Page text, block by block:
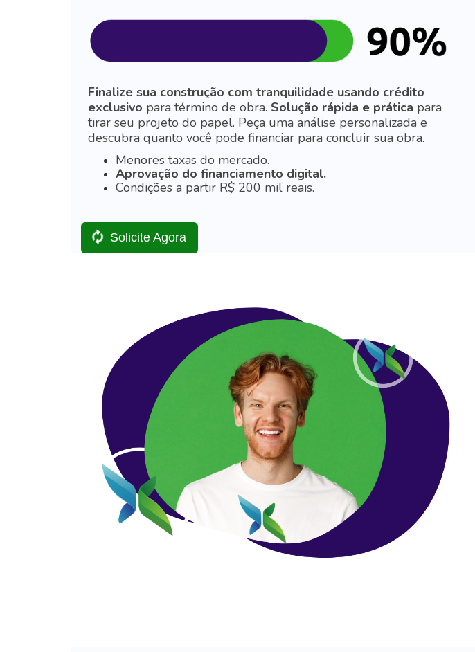
Finalize sua construção com tranquilidade usando crédito
exclusivo para término de obra. Solução rápida e prática para
tirar seu projeto do papel. Peça uma análise personalizada e
descubra quanto você pode financiar para concluir sua obra.
Menores taxas do mercado.
Aprovação do financiamento digital.
Condições a partir R$ 200 mil reais.
Solicite Agora